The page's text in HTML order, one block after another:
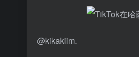
@kikakiim.